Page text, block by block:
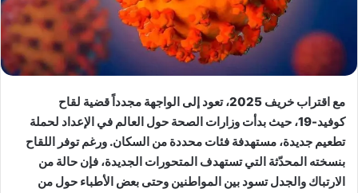
مع اقتراب خريف 2025، تعود إلى الواجهة مجدداً قضية لقاح
كوفيد-19، حيث بدأت وزارات الصحة حول العالم في الإعداد لحملة
تطعيم جديدة، مستهدفة فئات محددة من السكان. ورغم توفر اللقاح
بنسخته المحدّثة التي تستهدف المتحورات الجديدة، فإن حالة من
الارتباك والجدل تسود بين المواطنين وحتى بعض الأطباء حول من